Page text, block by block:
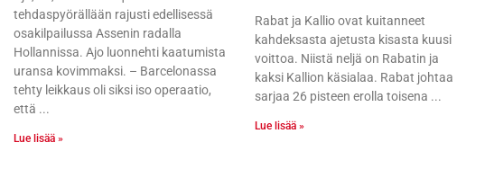
tehdaspyörällään rajusti edellisessä
osakilpailussa Assenin radalla
Hollannissa. Ajo luonnehti kaatumista
uransa kovimmaksi. – Barcelonassa
tehty leikkaus oli siksi iso operaatio,
että
Lue lisää »
Rabat ja Kallio ovat kuitanneet
kahdeksasta ajetusta kisasta kuusi
voittoa. Niistä neljä on Rabatin ja
kaksi Kallion käsialaa. Rabat johtaa
sarjaa 26 pisteen erolla toisena
Lue lisää »